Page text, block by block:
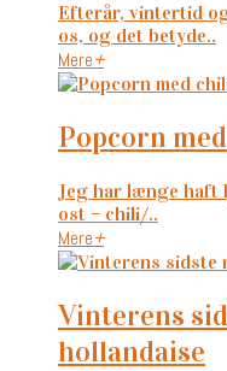
Efterår, vintertid
os, og det betyde..
Mere+
popcorn
Jeg har længe haft
ost – chili/..
Mere+
vinterens sidste rodfrugter med
hollandaise